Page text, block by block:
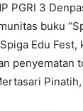
PGRI 3
buku
Edu
penyematan
Pinatih,